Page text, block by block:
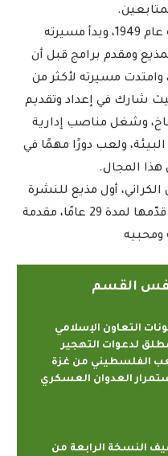
وُلد حسن الكراني في مكة المكرمة عام 1949، وبدأ مسيرته
ومقدم برامج قبل أن
مسيرته لأكثر من
حيث شارك في إعداد وتقديم
وشغل مناصب إدارية
ولعب دورًا مهمًا في
هذا المجال.
أول مذيع للنشرة
الجوية على التلفزيون السعودي، قدّمها لمدة 29 عامًا، مقدمة
ومحبيه
نفس القسم
التعاون الإسلامي
لدعوات التهجير
الفلسطيني من غزة
العدوان العسكري
النسخة الرابعة من